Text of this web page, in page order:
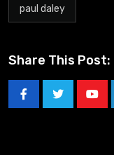
paul daley
Share This Post: